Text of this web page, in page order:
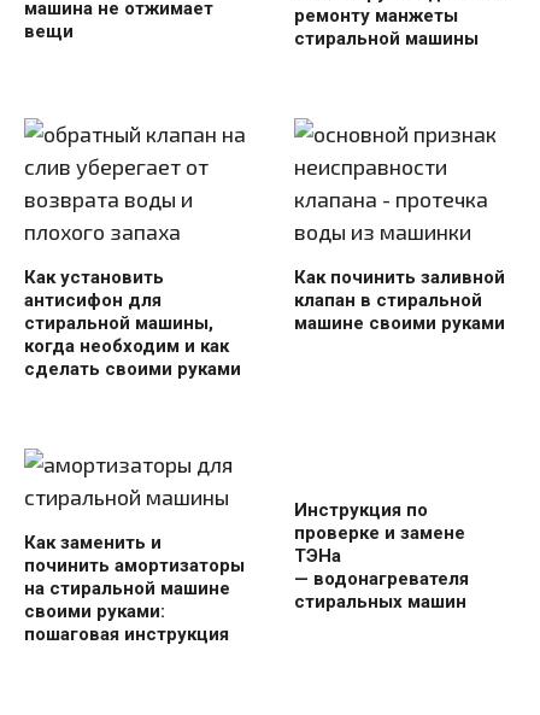
машина не отжимает
вещи
ремонту манжеты
стиральной машины
Как установить
антисифон для
стиральной машины,
когда необходим и как
сделать своими руками
Как починить заливной
клапан в стиральной
машине своими руками
Как заменить и
починить амортизаторы
на стиральной машине
своими руками:
пошаговая инструкция
Инструкция по
проверке и замене
ТЭНа
— водонагревателя
стиральных машин